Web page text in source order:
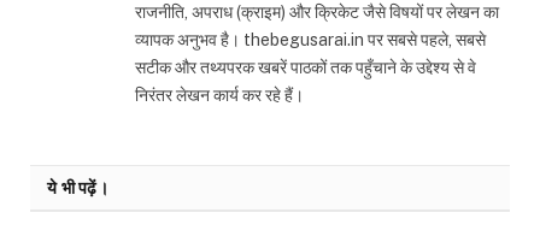
राजनीति, अपराध (क्राइम) और क्रिकेट जैसे विषयों पर लेखन का
व्यापक अनुभव है। thebegusarai.in पर सबसे पहले, सबसे
सटीक और तथ्यपरक खबरें पाठकों तक पहुँचाने के उद्देश्य से वे
निरंतर लेखन कार्य कर रहे हैं।
ये भी पढ़ें।